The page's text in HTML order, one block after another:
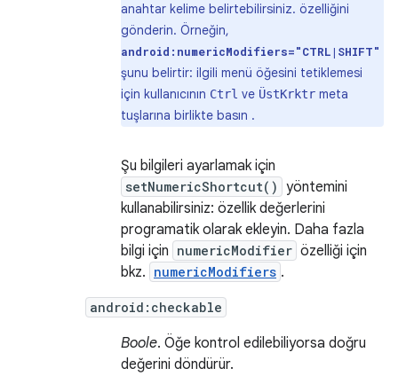
anahtar kelime belirtebilirsiniz. özelliğini
gönderin. Örneğin,
android:numericModifiers="CTRL|SHIFT"
şunu belirtir: ilgili menü öğesini tetiklemesi
için kullanıcının Ctrl ve ÜstKrktr meta
tuşlarına birlikte basın .
Şu bilgileri ayarlamak için
setNumericShortcut() yöntemini
kullanabilirsiniz: özellik değerlerini
programatik olarak ekleyin. Daha fazla
bilgi için numericModifier özelliği için
bkz. numericModifiers .
android:checkable
Boole. Öğe kontrol edilebiliyorsa doğru
değerini döndürür.